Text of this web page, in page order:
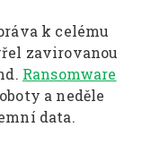
k celému
zavirovanou
Ransomware
a neděle
data.